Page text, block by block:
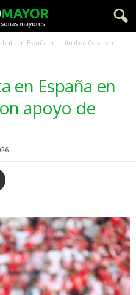
en España en la final de Copa con
en España en
apoyo de